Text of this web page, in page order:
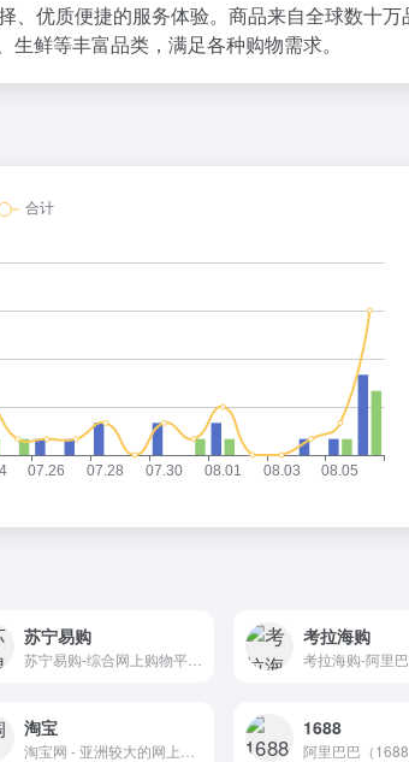
、优质便捷的服务体验。商品来自全球数十万
鲜等丰富品类，满足各种购物需求。
苏宁易购
苏宁易购-综合网上购物平台，商品涵盖家电、手机、电脑、超市、母婴、服装、百货、海外购等品类。送货更准时、价格更超值、上新货更快，正品行货、全国联保、可门店自提，全网更低价，让您放心去喜欢！
考拉海购
淘宝 1688